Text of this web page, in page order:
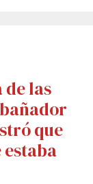
de las
que
estaba